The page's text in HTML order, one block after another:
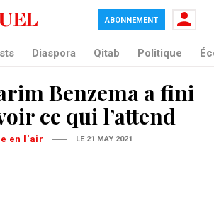
ABONNEMENT
Diaspora Qitab Politique
Benzema a fini
ce qui l’attend
en l'air LE 21 MAY 2021